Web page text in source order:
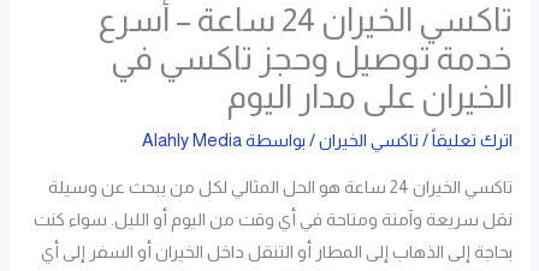
تاكسي الخيران 24 ساعة – أسرع
خدمة توصيل وحجز تاكسي في
الخيران على مدار اليوم
اترك تعليقاً / تاكسي الخيران/ بواسطة Alahly Media
تاكسي الخيران 24 ساعة هو الحل المثالي لكل من يبحث عن وسيلة
نقل سريعة وآمنة ومتاحة في أي وقت من اليوم أو الليل. سواء كنت
بحاجة إلى الذهاب إلى المطار أو التنقل داخل الخيران أو السفر إلى أي